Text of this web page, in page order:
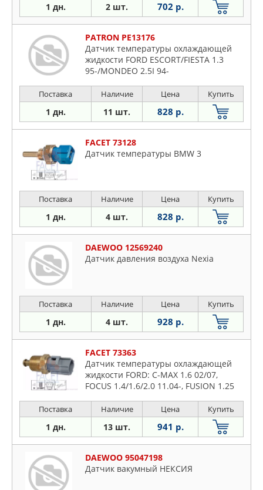
1 дн. 2 шт. 702 р.
PATRON PE13176
Датчик температуры охлаждающей
жидкости FORD ESCORT/FIESTA 1.3
95-/MONDEO 2.5I 94-
Поставка Наличие Цена Купить
1 дн. 11 шт. 828 р.
FACET 73128
Датчик температуры BMW 3
Поставка Наличие Цена Купить
1 дн. 4 шт. 828 р.
DAEWOO 12569240
Датчик давления воздуха Nexia
Поставка Наличие Цена Купить
1 дн. 4 шт. 928 р.
FACET 73363
Датчик температуры охлаждающей
жидкости FORD: C-MAX 1.6 02/07,
FOCUS 1.4/1.6/2.0 11.04-, FUSION 1.25
Поставка Наличие Цена Купить
1 дн. 13 шт. 941 р.
DAEWOO 95047198
Датчик вакумный НЕКСИЯ